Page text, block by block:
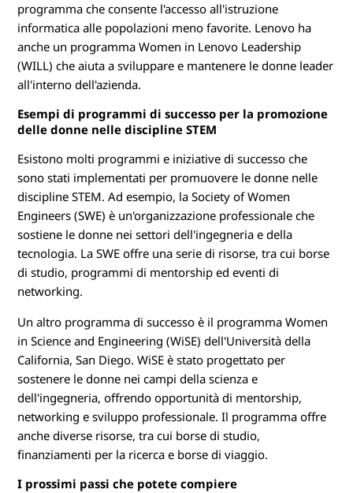
programma che consente l'accesso all'istruzione
informatica alle popolazioni meno favorite. Lenovo ha
anche un programma Women in Lenovo Leadership
(WILL) che aiuta a sviluppare e mantenere le donne leader
all'interno dell'azienda.
Esempi di programmi di successo per la promozione
delle donne nelle discipline STEM
Esistono molti programmi e iniziative di successo che
sono stati implementati per promuovere le donne nelle
discipline STEM. Ad esempio, la Society of Women
Engineers (SWE) è un'organizzazione professionale che
sostiene le donne nei settori dell'ingegneria e della
tecnologia. La SWE offre una serie di risorse, tra cui borse
di studio, programmi di mentorship ed eventi di
networking.
Un altro programma di successo è il programma Women
in Science and Engineering (WiSE) dell'Università della
California, San Diego. WiSE è stato progettato per
sostenere le donne nei campi della scienza e
dell'ingegneria, offrendo opportunità di mentorship,
networking e sviluppo professionale. Il programma offre
anche diverse risorse, tra cui borse di studio,
finanziamenti per la ricerca e borse di viaggio.
I prossimi passi che potete compiere